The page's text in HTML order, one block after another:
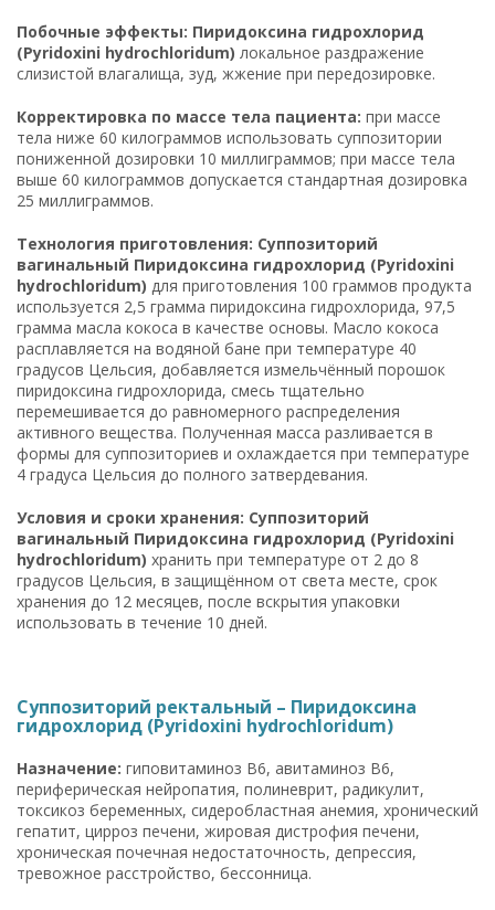
Побочные эффекты: Пиридоксина гидрохлорид
(Pyridoxini hydrochloridum) локальное раздражение
слизистой влагалища, зуд, жжение при передозировке.
Корректировка по массе тела пациента: при массе
тела ниже 60 килограммов использовать суппозитории
пониженной дозировки 10 миллиграммов; при массе тела
выше 60 килограммов допускается стандартная дозировка
25 миллиграммов.
Технология приготовления: Суппозиторий
вагинальный Пиридоксина гидрохлорид (Pyridoxini
hydrochloridum) для приготовления 100 граммов продукта
используется 2,5 грамма пиридоксина гидрохлорида, 97,5
грамма масла кокоса в качестве основы. Масло кокоса
расплавляется на водяной бане при температуре 40
градусов Цельсия, добавляется измельчённый порошок
пиридоксина гидрохлорида, смесь тщательно
перемешивается до равномерного распределения
активного вещества. Полученная масса разливается в
формы для суппозиториев и охлаждается при температуре
4 градуса Цельсия до полного затвердевания.
Условия и сроки хранения: Суппозиторий
вагинальный Пиридоксина гидрохлорид (Pyridoxini
hydrochloridum) хранить при температуре от 2 до 8
градусов Цельсия, в защищённом от света месте, срок
хранения до 12 месяцев, после вскрытия упаковки
использовать в течение 10 дней.
Суппозиторий ректальный – Пиридоксина
гидрохлорид (Pyridoxini hydrochloridum)
Назначение: гиповитаминоз B6, авитаминоз B6,
периферическая нейропатия, полиневрит, радикулит,
токсикоз беременных, сидеробластная анемия, хронический
гепатит, цирроз печени, жировая дистрофия печени,
хроническая почечная недостаточность, депрессия,
тревожное расстройство, бессонница.